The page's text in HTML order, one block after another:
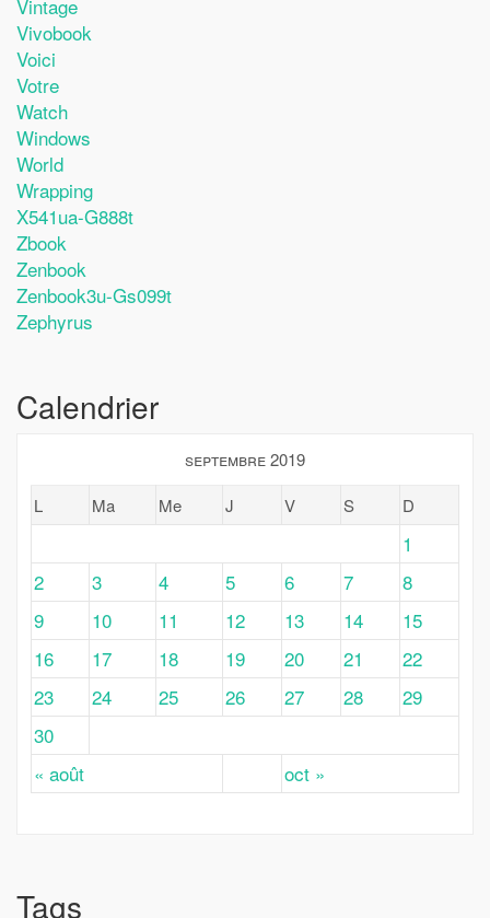
Vintage
Vivobook
Voici
Votre
Watch
Windows
World
Wrapping
X541ua-G888t
Zbook
Zenbook
Zenbook3u-Gs099t
Zephyrus
Calendrier
septembre 2019
L
Ma Me J V S D
« août oct »
1
2
3 4 5 6 7
8
9
10 11 12 13 14
15
16
17 18 19 20 21
22
23
24 25 26 27 28
29
30
Tags